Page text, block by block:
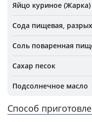
Яйцо куриное (Жарка)
Сода пищевая,
Соль поваренная
Сахар песок
Подсолнечное масло
Способ